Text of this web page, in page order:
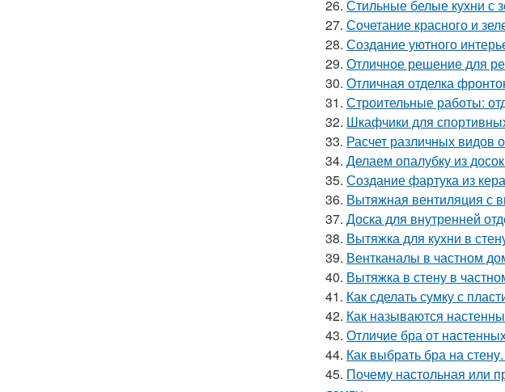
26. Стильные белые кухни с
27. Сочетание красного и
28. Создание уютного
29. Отличное решение для
30. Отличная отделка
31. Строительные работы:
32. Шкафчики для
33. Расчет различных видов
34. Делаем опалубку из
35. Создание фартука из
36. Вытяжная вентиляция с
37. Доска для внутренней
38. Вытяжка для кухни в
39. Вентканалы в частном
40. Вытяжка в стену в
41. Как сделать сумку с
42. Как называются
43. Отличие бра от
44. Как выбрать бра на
45. Почему настольная или